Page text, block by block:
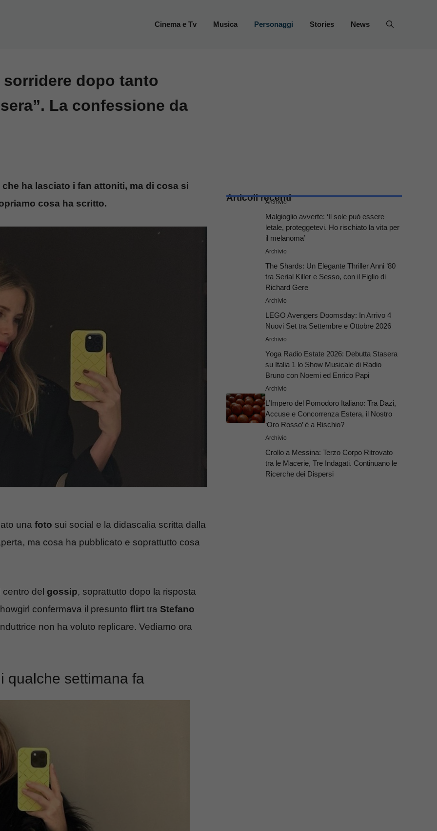
Cinema e Tv Musica Personaggi Stories News
dopo tanto
La confessione da
ha lasciato i fan attoniti, ma di cosa si
cosa ha scritto.
una foto sui social e la didascalia scritta dalla
ma cosa ha pubblicato e soprattutto cosa
del gossip, soprattutto dopo la risposta
confermava il presunto flirt tra Stefano
non ha voluto replicare. Vediamo ora
qualche settimana fa
Articoli recenti
Archivio
Malgioglio avverte: ‘Il sole può essere
letale, proteggetevi. Ho rischiato la vita per
il melanoma’
Archivio
The Shards: Un Elegante Thriller Anni ’80
tra Serial Killer e Sesso, con il Figlio di
Richard Gere
Archivio
LEGO Avengers Doomsday: In Arrivo 4
Nuovi Set tra Settembre e Ottobre 2026
Archivio
Yoga Radio Estate 2026: Debutta Stasera
su Italia 1 lo Show Musicale di Radio
Bruno con Noemi ed Enrico Papi
Archivio
L’Impero del Pomodoro Italiano: Tra Dazi,
Accuse e Concorrenza Estera, il Nostro
‘Oro Rosso’ è a Rischio?
Archivio
Crollo a Messina: Terzo Corpo Ritrovato
tra le Macerie, Tre Indagati. Continuano le
Ricerche dei Dispersi